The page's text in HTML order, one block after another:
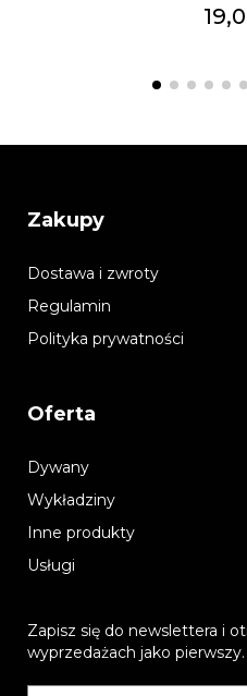
Zakupy
Dostawa i zwroty
Regulamin
Polityka prywatności
Oferta
Dywany
Wykładziny
Inne produkty
Usługi
Zapisz się do newslettera i
wyprzedażach jako pierwszy.